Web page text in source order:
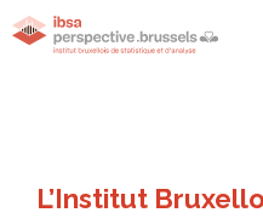
L’Institut